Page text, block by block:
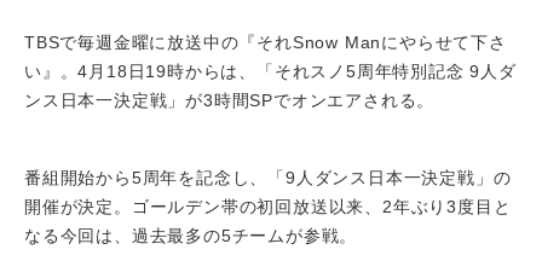
TBSで毎週金曜に放送中の『それSnow Manにやらせて下さ
い』。4月18日19時からは、「それスノ5周年特別記念 9人ダ
ンス日本一決定戦」が3時間SPでオンエアされる。
番組開始から5周年を記念し、「9人ダンス日本一決定戦」の
開催が決定。ゴールデン帯の初回放送以来、2年ぶり3度目と
なる今回は、過去最多の5チームが参戦。